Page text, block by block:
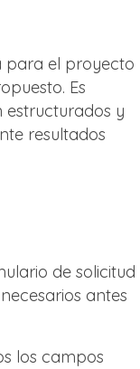
para el proyecto
Es
estructurados y
resultados
de solicitud
antes
los campos